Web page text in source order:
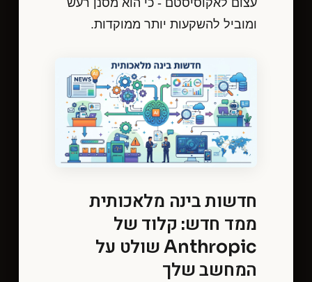
ומוביל להשקעות יותר ממוקדות.
חדשות בינה מלאכותית
ממד חדש: קלוד של
Anthropic שולט על
המחשב שלך